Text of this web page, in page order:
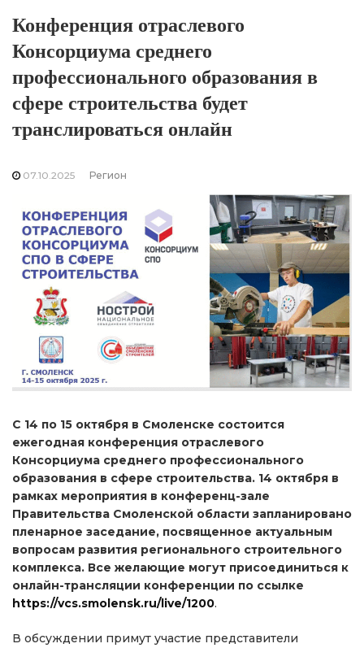
Конференция отраслевого
Консорциума среднего
профессионального образования в
сфере строительства будет
транслироваться онлайн
07.10.2025 Регион
С 14 по 15 октября в Смоленске состоится
ежегодная конференция отраслевого
Консорциума среднего профессионального
образования в сфере строительства. 14 октября в
рамках мероприятия в конференц-зале
Правительства Смоленской области запланировано
пленарное заседание, посвященное актуальным
вопросам развития регионального строительного
комплекса. Все желающие могут присоединиться к
онлайн-трансляции конференции по ссылке
https://vcs.smolensk.ru/live/1200.
В обсуждении примут участие представители